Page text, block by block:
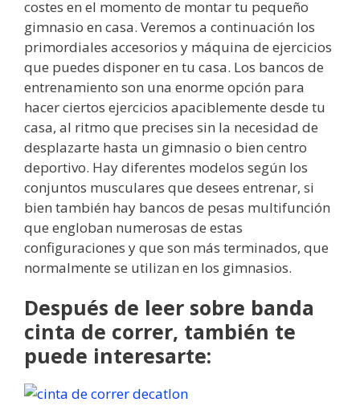
costes en el momento de montar tu pequeño
gimnasio en casa. Veremos a continuación los
primordiales accesorios y máquina de ejercicios
que puedes disponer en tu casa. Los bancos de
entrenamiento son una enorme opción para
hacer ciertos ejercicios apaciblemente desde tu
casa, al ritmo que precises sin la necesidad de
desplazarte hasta un gimnasio o bien centro
deportivo. Hay diferentes modelos según los
conjuntos musculares que desees entrenar, si
bien también hay bancos de pesas multifunción
que engloban numerosas de estas
configuraciones y que son más terminados, que
normalmente se utilizan en los gimnasios.
Después de leer sobre banda
cinta de correr, también te
puede interesarte: